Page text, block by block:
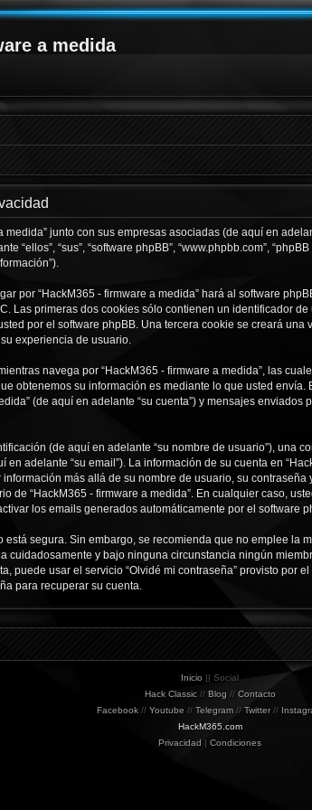
a medida
junto con sus empresas asociadas (de aquí en
“ellos”, “sus”, “software phpBB”, “www.phpbb.com”,
por “HackM365 - firmware a medida” hará al software
Las primeras dos cookies sólo contienen un identificador
por el software phpBB. Una tercera cookie se creará
experiencia de usuario.
navega por “HackM365 - firmware a medida”, las
obtenemos su información es mediante lo que usted
(de aquí en adelante “su cuenta”) y mensajes
(de aquí en adelante “su nombre de usuario”), una
adelante “su email”). La información de su cuenta en
más allá de su nombre de usuario, su
de “HackM365 - firmware a medida”. En cualquier caso,
los emails generados automáticamente por el software
segura. Sin embargo, se recomienda que no emplee la
cuidadosamente y bajo ninguna circunstancia ningún
puede usar el servicio “Olvidé mi contraseña” provisto por
para recuperar su cuenta.
Inicio || Social
Hack Classic// Blog // Contacto
Facebook // Youtube // Telegram // Twitter//
HackM365.com
Privacidad | Condiciones